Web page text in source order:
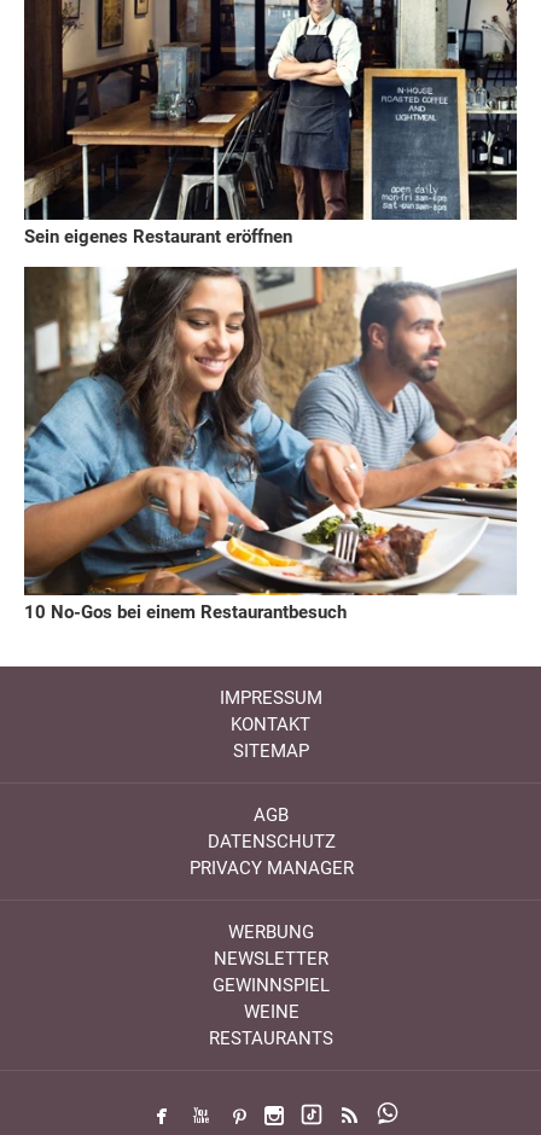
Sein eigenes Restaurant eröffnen
10 No-Gos bei einem Restaurantbesuch
IMPRESSUM
KONTAKT
SITEMAP
AGB
DATENSCHUTZ
PRIVACY MANAGER
WERBUNG
NEWSLETTER
GEWINNSPIEL
WEINE
RESTAURANTS